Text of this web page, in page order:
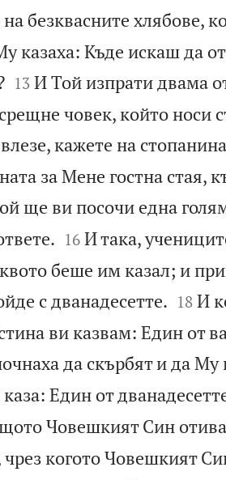
безквасните хлябове,
казаха: Къде искаш да

13 И Той изпрати двама
човек, който носи
кажете на
за Мене гостна стая,
ще ви посочи една

16 И така,
беше им казал; и
с дванадесетте.
18 И
ви казвам: Един от
да скърбят и да Му
Един от
Човешкият Син
чрез когото Човешкият